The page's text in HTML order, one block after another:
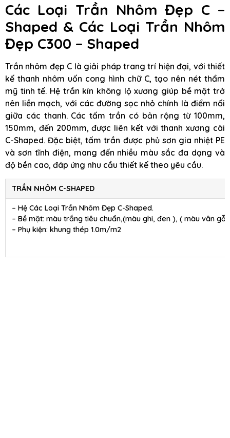
Các Loại Trần Nhôm Đẹp C –
Shaped & Các Loại Trần Nhôm
Đẹp C300 – Shaped
Trần nhôm đẹp C là giải pháp trang trí hiện đại, với thiết
kế thanh nhôm uốn cong hình chữ C, tạo nên nét thẩm
mỹ tinh tế. Hệ trần kín không lộ xương giúp bề mặt trở
nên liền mạch, với các đường sọc nhỏ chính là điểm nối
giữa các thanh. Các tấm trần có bản rộng từ 100mm,
150mm, đến 200mm, được liên kết với thanh xương cài
C-Shaped. Đặc biệt, tấm trần được phủ sơn gia nhiệt PE
và sơn tĩnh điện, mang đến nhiều màu sắc đa dạng và
độ bền cao, đáp ứng nhu cầu thiết kế theo yêu cầu.
TRẦN NHÔM C-SHAPED
– Hệ Các Loại Trần Nhôm Đẹp C-Shaped.
– Bề mặt: màu trắng tiêu chuẩn,(màu ghi, đen ), ( màu vân gỗ
– Phụ kiện: khung thép 1.0m/m2